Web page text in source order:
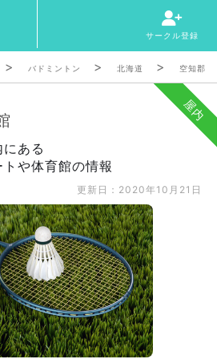
サークル登録
バドミントン 北海道 空知郡
屋内
ある
や体育館の情報
更新日：2020年10月21日